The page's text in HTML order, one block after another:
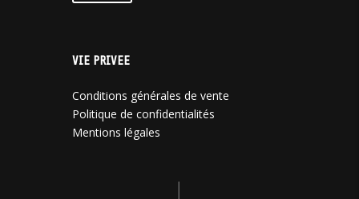
VIE PRIVEE
Conditions générales de vente
Politique de confidentialités
Mentions légales